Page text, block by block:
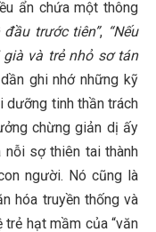
ẩn chứa một thông
trước tiên”, “Nếu
và trẻ nhỏ sơ tán
ghi nhớ những kỹ
dưỡng tinh thần trách
chừng giản dị ấy
nỗi sợ thiên tai thành
người. Nó cũng là
hóa truyền thống và
hạt mầm của “văn